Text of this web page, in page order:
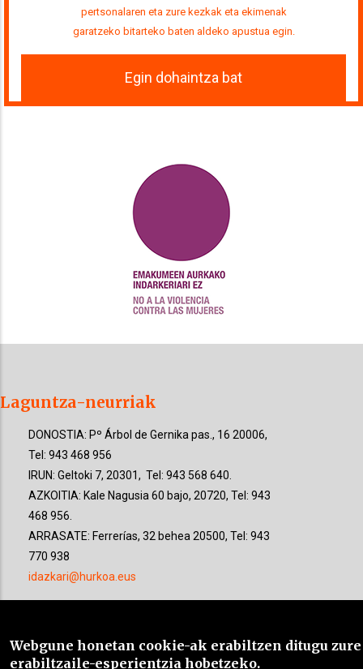
pertsonalaren eta zure kezkak eta ekimenak
garatzeko bitarteko baten aldeko apustua egin.
Egin dohaintza bat
Laguntza-neurriak
DONOSTIA: Pº Árbol de Gernika pas., 16 20006,
Tel: 943 468 956
IRUN: Geltoki 7, 20301, Tel: 943 568 640.
AZKOITIA: Kale Nagusia 60 bajo, 20720, Tel: 943
468 956.
ARRASATE: Ferrerías, 32 behea 20500, Tel: 943
770 938
idazkari@hurkoa.eus
Ntra. Sra. de las Mercedes Nafarroa etorbidea, 31
Webgune honetan cookie-ak erabiltzen ditugu zure
erabiltzaile-esperientzia hobetzeko.